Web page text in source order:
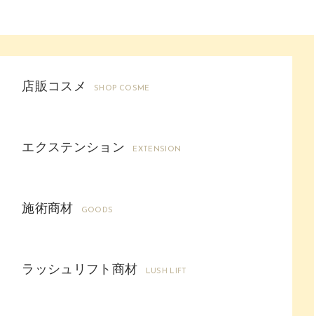
店販コスメ SHOP COSME
エクステンション EXTENSION
施術商材 GOODS
ラッシュリフト商材 LUSH LIFT